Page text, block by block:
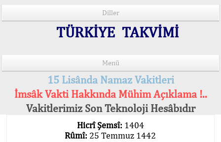
Diller
TÜRKİYE TAKVİMİ
Menü
15 Lisânda Namaz Vakitleri
İmsâk Vakti Hakkında Mühim Açıklama !..
Vakitlerimiz Son Teknoloji Hesâbıdır
Hicrî Şemsî: 1404
Rûmî: 25 Temmuz 1442